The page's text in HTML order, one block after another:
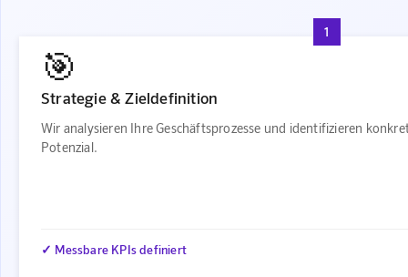
1
🎯
Strategie & Zieldefinition
Wir analysieren Ihre Geschäftsprozesse und identifizieren
Potenzial.
✓ Messbare KPIs definiert